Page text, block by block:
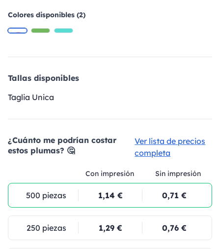
Colores disponibles (2)
Tallas disponibles
Taglia Unica
¿Cuánto me podrían costar
estos plumas? 🤔
Ver lista de precios
completa
Con impresión Sin impresión
500 piezas 1,14 € 0,71 €
250 piezas 1,29 € 0,76 €